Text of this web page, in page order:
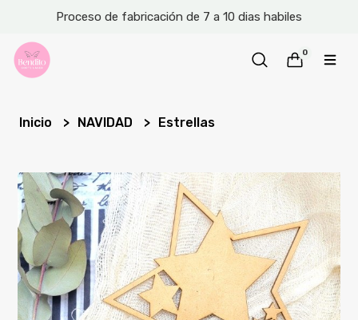
Proceso de fabricación de 7 a 10 dias habiles
0
Inicio NAVIDAD Estrellas